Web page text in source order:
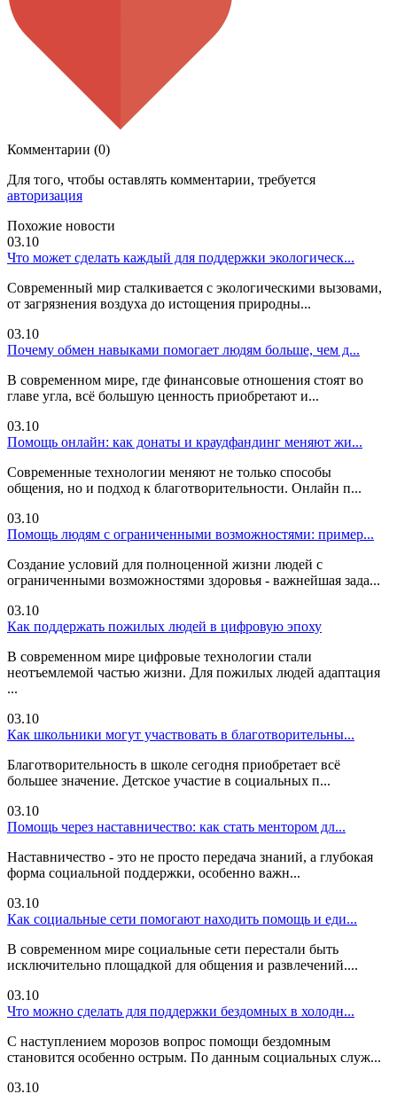
Комментарии (0)
Для того, чтобы оставлять комментарии, требуется
авторизация
Похожие новости
03.10
Что может сделать каждый для поддержки экологическ...
Современный мир сталкивается с экологическими вызовами,
от загрязнения воздуха до истощения природны...
03.10
Почему обмен навыками помогает людям больше, чем д...
В современном мире, где финансовые отношения стоят во
главе угла, всё большую ценность приобретают и...
03.10
Помощь онлайн: как донаты и краудфандинг меняют жи...
Современные технологии меняют не только способы
общения, но и подход к благотворительности. Онлайн п...
03.10
Помощь людям с ограниченными возможностями: пример...
Создание условий для полноценной жизни людей с
ограниченными возможностями здоровья - важнейшая зада...
03.10
Как поддержать пожилых людей в цифровую эпоху
В современном мире цифровые технологии стали
неотъемлемой частью жизни. Для пожилых людей адаптация
...
03.10
Как школьники могут участвовать в благотворительны...
Благотворительность в школе сегодня приобретает всё
большее значение. Детское участие в социальных п...
03.10
Помощь через наставничество: как стать ментором дл...
Наставничество - это не просто передача знаний, а глубокая
форма социальной поддержки, особенно важн...
03.10
Как социальные сети помогают находить помощь и еди...
В современном мире социальные сети перестали быть
исключительно площадкой для общения и развлечений....
03.10
Что можно сделать для поддержки бездомных в холодн...
С наступлением морозов вопрос помощи бездомным
становится особенно острым. По данным социальных служ...
03.10